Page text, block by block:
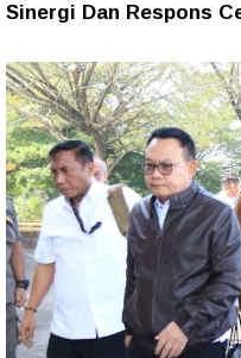
Sinergi Dan Respons